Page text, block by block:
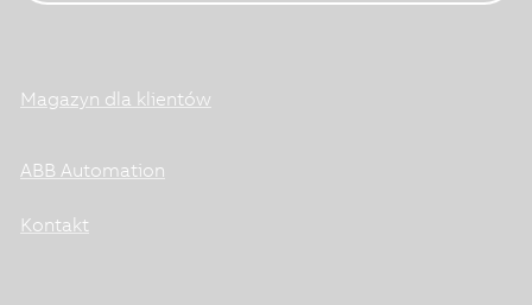
Magazyn dla klientów
ABB Automation
Kontakt